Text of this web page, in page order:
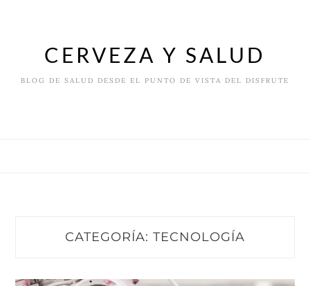
CERVEZA Y SALUD
BLOG DE SALUD DESDE EL PUNTO DE VISTA DEL DISFRUTE
CATEGORÍA: TECNOLOGÍA